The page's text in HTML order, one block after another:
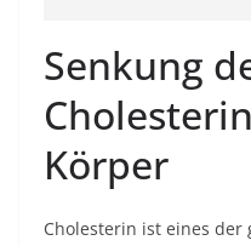
Senkung
Körper
Cholesterin ist eines